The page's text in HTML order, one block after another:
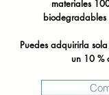
materiales
biodegradables
Puedes adquirirla
un 10 %